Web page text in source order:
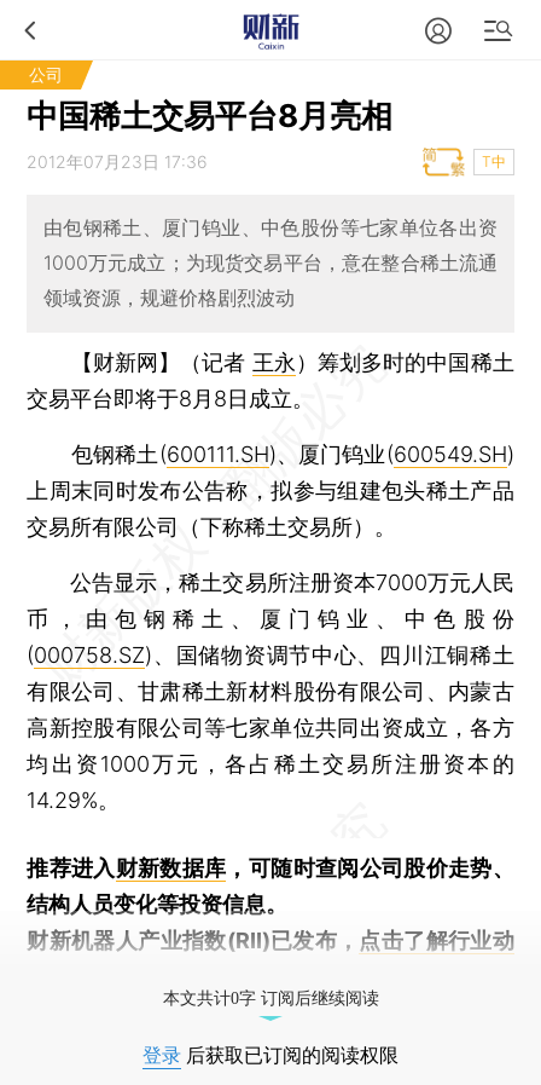
公司
中国稀土交易平台8月亮相
2012年07月23日 17:36 T中
由包钢稀土、厦门钨业、中色股份等七家单位各出资
1000万元成立；为现货交易平台，意在整合稀土流通
领域资源，规避价格剧烈波动
【财新网】（记者 王永 ） 筹划多时的中国稀土
交易平台即将于8月8日成立。
包钢稀土(600111.SH)、厦门钨业(600549.SH)
上周末同时发布公告称，拟参与组建包头稀土产品
交易所有限公司（下称稀土交易所）。
公告显示，稀土交易所注册资本7000万元人民
币，由包钢稀土、厦门钨业、中色股份
(000758.SZ)、国储物资调节中心、四川江铜稀土
有限公司、甘肃稀土新材料股份有限公司、内蒙古
高新控股有限公司等七家单位共同出资成立，各方
均出资1000万元，各占稀土交易所注册资本的
14.29%。
推荐进入财新数据库 ，可随时查阅公司股价走势、
结构人员变化等投资信息。
财新机器人产业指数(RII)已发布， 点击了解行业动
本文共计0字 订阅后继续阅读
登录 后获取已订阅的阅读权限